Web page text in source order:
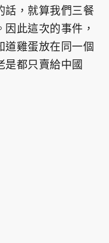
話，就算我們三餐
此這次的事件，
道雞蛋放在同一個
是都只賣給中國